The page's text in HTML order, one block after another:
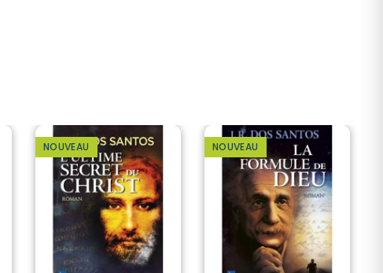
NOUVEAU NOUVEAU